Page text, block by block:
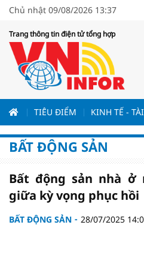
Chủ nhật 09/08/2026 13:37
Trang thông tin điện tử tổng hợp
TIÊU ĐIỂM KINH TẾ -
BẤT ĐỘNG SẢN
Bất động sản nhà
giữa kỳ vọng phục hồi
BẤT ĐỘNG SẢN 28/07/2025